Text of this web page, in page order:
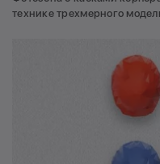
технике трехмерного